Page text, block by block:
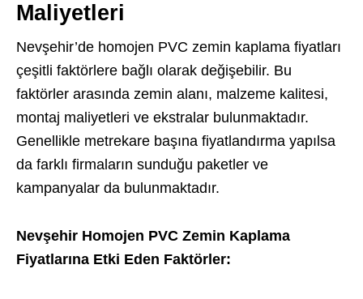
Maliyetleri
Nevşehir’de homojen PVC zemin kaplama fiyatları
çeşitli faktörlere bağlı olarak değişebilir. Bu
faktörler arasında zemin alanı, malzeme kalitesi,
montaj maliyetleri ve ekstralar bulunmaktadır.
Genellikle metrekare başına fiyatlandırma yapılsa
da farklı firmaların sunduğu paketler ve
kampanyalar da bulunmaktadır.
Nevşehir Homojen PVC Zemin Kaplama
Fiyatlarına Etki Eden Faktörler: